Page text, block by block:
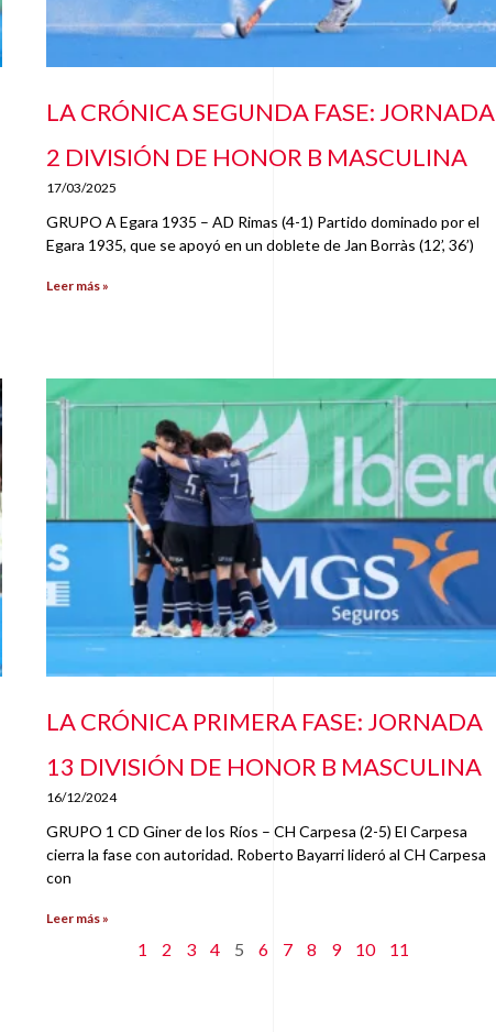
LA CRÓNICA SEGUNDA FASE: JORNADA
2 DIVISIÓN DE HONOR B MASCULINA
17/03/2025
GRUPO A Egara 1935 – AD Rimas (4-1) Partido dominado por el
Egara 1935, que se apoyó en un doblete de Jan Borràs (12’, 36’)
Leer más »
LA CRÓNICA PRIMERA FASE: JORNADA
13 DIVISIÓN DE HONOR B MASCULINA
16/12/2024
GRUPO 1 CD Giner de los Ríos – CH Carpesa (2-5) El Carpesa
cierra la fase con autoridad. Roberto Bayarri lideró al CH Carpesa
con
Leer más »
1 2 3 4 5 6 7 8 9 10 11